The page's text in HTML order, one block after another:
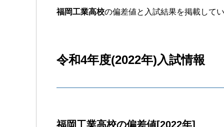
福岡工業高校の偏差値と入試結果を掲載して
令和4年度(2022年)入試情報
福岡工業高校の偏差値[2022年]